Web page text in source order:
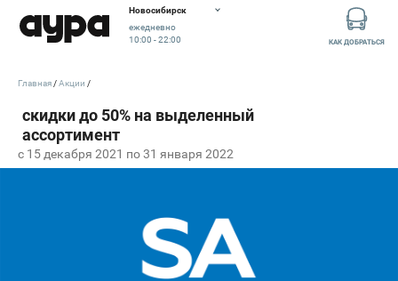
Новосибирск
ежедневно
10:00 - 22:00
КАК ДОБРАТЬСЯ
c 15 декабря 2021 по 31 января 2022
Главная Акции